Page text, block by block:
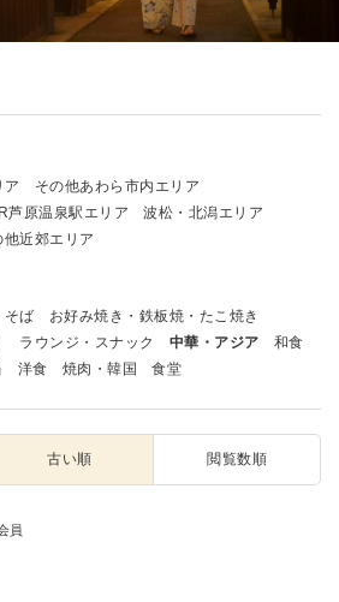
ア
その他あわら市内エリア
芦原温泉駅エリア
波松・北潟エリア
他近郊エリア
そば
お好み焼き・鉄板焼・たこ焼き
ラウンジ・スナック 中華・アジア
和食
洋食 焼肉・韓国 食堂
古い順 閲覧数順
員